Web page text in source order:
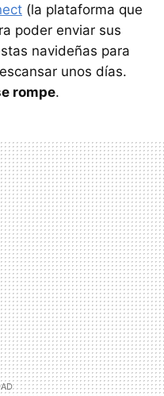
(la plataforma que
poder enviar sus
navideñas para
unos días.
rompe.